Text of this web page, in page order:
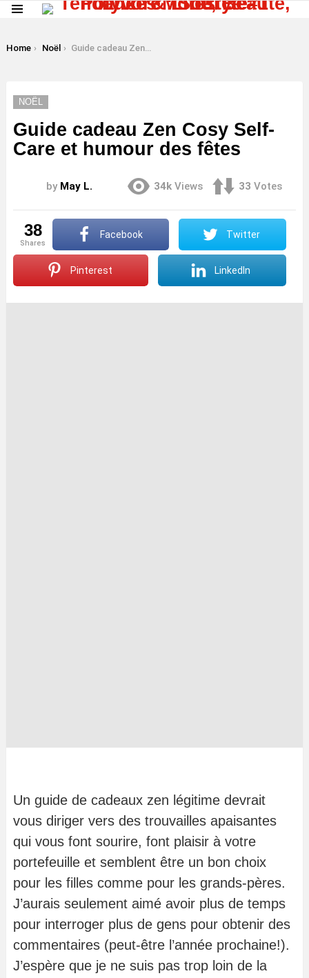
You are here:
Home Noël Guide cadeau Zen Cosy Self-Care et humour des fêtes
NOËL
Guide cadeau Zen Cosy Self-
Care et humour des fêtes
by May L. 34k Views 33 Votes
38
shares
Facebook Twitter
Pinterest LinkedIn
Un guide de cadeaux zen légitime devrait
vous diriger vers des trouvailles apaisantes
qui vous font sourire, font plaisir à votre
portefeuille et semblent être un bon choix
pour les filles comme pour les grands-pères.
J’aurais seulement aimé avoir plus de temps
pour interroger plus de gens pour obtenir des
commentaires (peut-être l’année prochaine!).
J’espère que je ne suis pas trop loin de la